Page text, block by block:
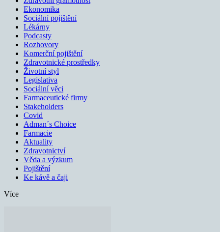
Ekonomika
Sociální pojištění
Lékárny
Podcasty
Rozhovory
Komerční pojištění
Zdravotnické prostředky
Životní styl
Legislativa
Sociální věci
Farmaceutické firmy
Stakeholders
Covid
Adman´s Choice
Farmacie
Aktuality
Zdravotnictví
Věda a výzkum
Pojištění
Ke kávě a čaji
Více